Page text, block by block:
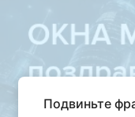
Подвиньте